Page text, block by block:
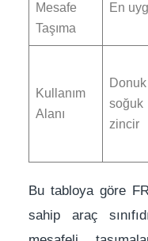
Mesafe
Taşıma
En
Kullanım
Alanı
soğuk
zincir
Bu tabloya göre
sahip araç